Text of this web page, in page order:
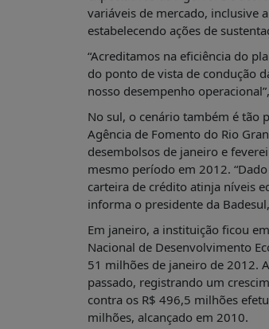
JORNALISMO
variáveis de mercado, inclusive
estabelecendo ações de
“Acreditamos na eficiência do
do ponto de vista de condução
nosso desempenho
No sul, o cenário também é tão
Agência de Fomento do Rio
desembolsos de janeiro e
mesmo período em 2012.
carteira de crédito atinja níveis
informa o presidente da
Em janeiro, a instituição ficou
Nacional de Desenvolvimento
51 milhões de janeiro de 2012.
passado, registrando um
contra os R$ 496,5 milhões
milhões, alcançado em 2010.